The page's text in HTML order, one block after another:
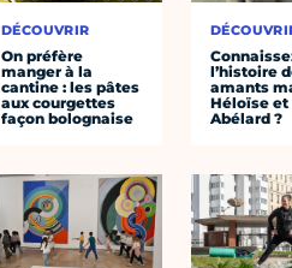
DÉCOUVRIR
On préfère
manger à la
cantine : les pâtes
aux courgettes
façon bolognaise
l’histoire
amants
Héloïse et
Abélard ?